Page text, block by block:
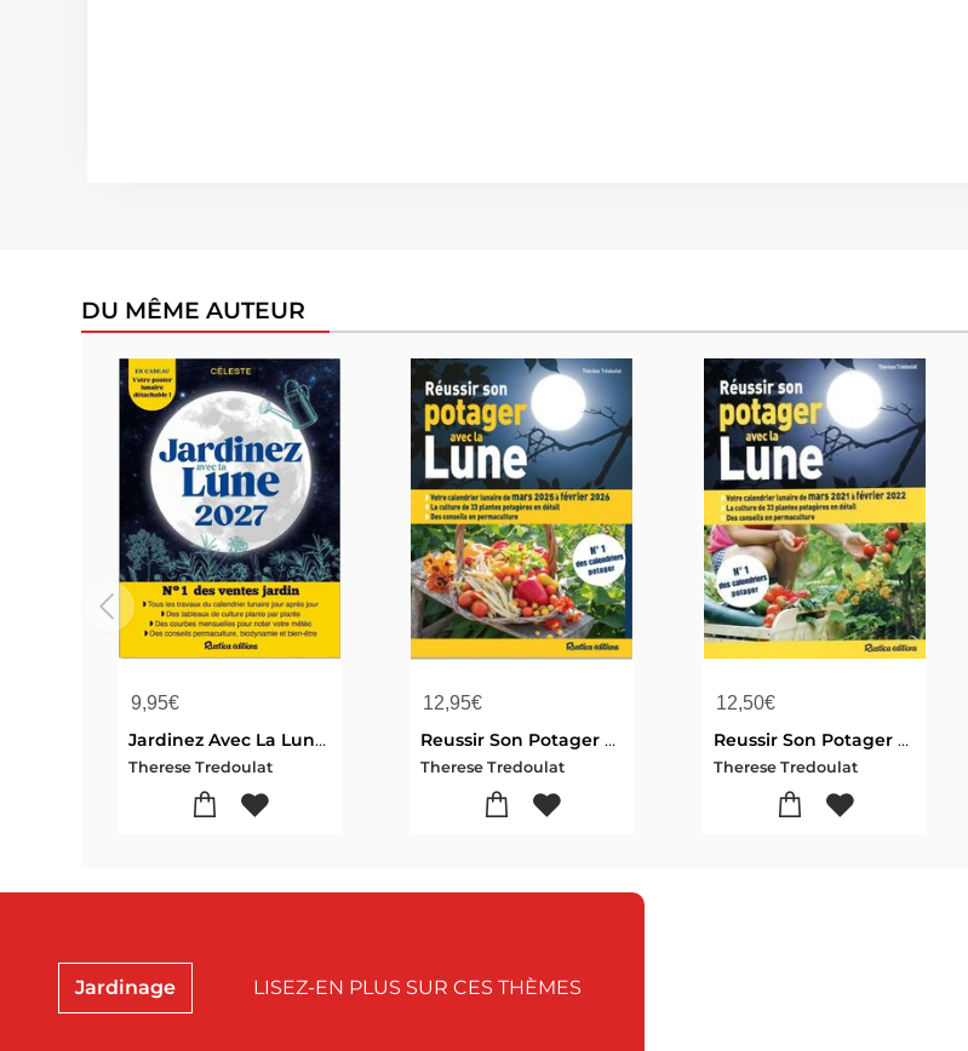
DU MÊME AUTEUR
9,95€
Jardinez Avec La Lune (edition 2027)
Therese Tredoulat
12,95€
Reussir Son Potager Avec La Lune (edition 2025/2026)
Therese Tredoulat
12,50€
Reussir Son Potager Avec La Lune (edition 2021/2022)
Therese Tredoulat
Jardinage LISEZ-EN PLUS SUR CES THÈMES